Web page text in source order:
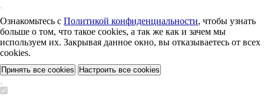
Ознакомьтесь с Политикой конфиденциальности, чтобы узнать
больше о том, что такое cookies, а так же как и зачем мы
используем их. Закрывая данное окно, вы отказываетесь от всех
cookies.
Принять все cookies Настроить все cookies